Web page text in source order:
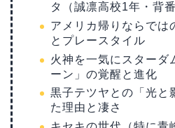
タ（誠凛高校1年・背
アメリカ帰りならでは
とプレースタイル
火神を一気にスターダ
ーン」の覚醒と進化
黒子テツヤとの「光と
た理由と凄さ